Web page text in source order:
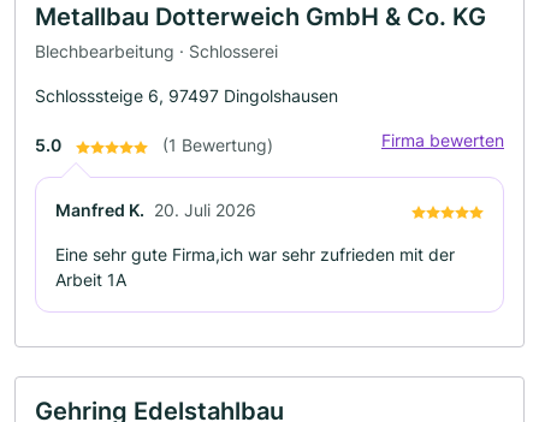
Metallbau Dotterweich GmbH & Co. KG
Blechbearbeitung · Schlosserei
Schlosssteige 6, 97497 Dingolshausen
5.0 (1 Bewertung) Firma bewerten
Manfred K. 20. Juli 2026
Eine sehr gute Firma,ich war sehr zufrieden mit der
Arbeit 1A
Gehring Edelstahlbau